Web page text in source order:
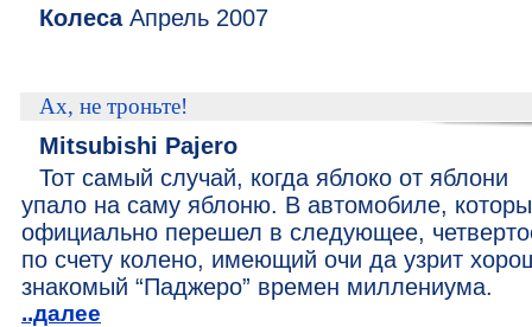
КолесаАпрель 2007
Ах, не троньте!
Mitsubishi Pajero
Тот самый случай, когда яблоко от яблони
упало на саму яблоню. В автомобиле,
официально перешел в следующее,
по счету колено, имеющий очи да узрит
знакомый “Паджеро” времен миллениума.
..далее